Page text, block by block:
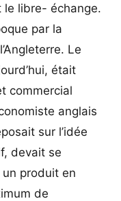
le libre- échange.
par la
Le
était
commercial
anglais
sur l’idée
devait se
produit en
de